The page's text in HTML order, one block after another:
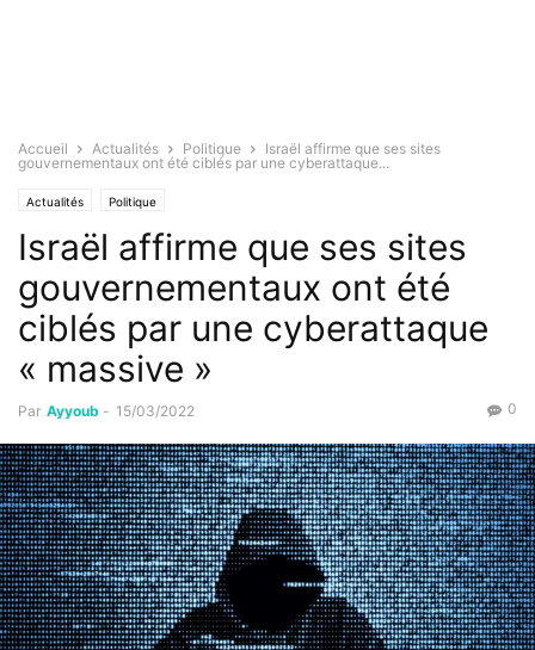
Accueil Actualités Politique
Israël affirme que ses sites
gouvernementaux ont été ciblés par une cyberattaque...
Actualités Politique
Israël affirme que ses sites
gouvernementaux ont été
ciblés par une cyberattaque
« massive »
Par Ayyoub - 15/03/2022 0